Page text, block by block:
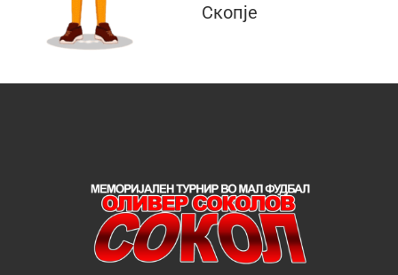
Скопје